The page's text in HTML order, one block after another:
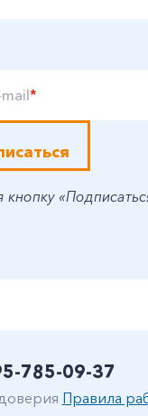
*
785-09-37
Правила